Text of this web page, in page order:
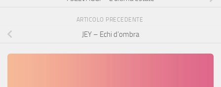
ARTICOLO PRECEDENTE
JEY – Echi d’ombra